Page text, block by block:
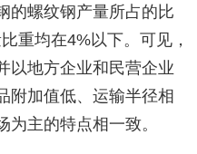
的螺纹钢产量所占的比
重均在4%以下。可见，
以地方企业和民营企业
附加值低、运输半径相
主的特点相一致。